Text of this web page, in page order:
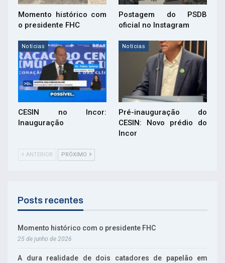
Momento histórico com
o presidente FHC
Postagem do PSDB
oficial no Instagram
Notícias
CESIN no Incor:
Inauguração
Notícias
Pré-inauguração do
CESIN: Novo prédio do
Incor
ANTERIOR PRÓXIMO
Posts recentes
Momento histórico com o presidente FHC
25 de junho de 2026
A dura realidade de dois catadores de papelão em